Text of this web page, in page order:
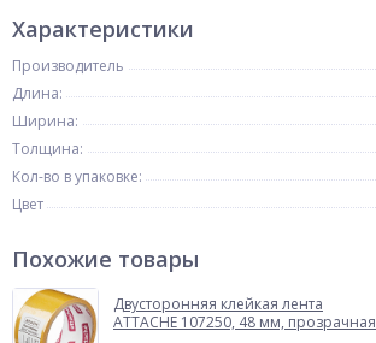
Характеристики
Производитель
Длина:
Ширина:
Толщина:
Кол-во в упаковке:
Цвет
Похожие товары
Двусторонняя клейкая лента
ATTACHE 107250, 48 мм, прозрачная